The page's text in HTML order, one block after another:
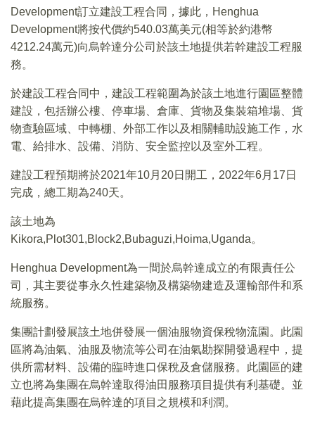
Development訂立建設工程合同，據此，Henghua
Development將按代價約540.03萬美元(相等於約港幣
4212.24萬元)向烏幹達分公司於該土地提供若幹建設工程服
務。
於建設工程合同中，建設工程範圍為於該土地進行園區整體
建設，包括辦公樓、停車場、倉庫、貨物及集裝箱堆場、貨
物查驗區域、中轉棚、外部工作以及相關輔助設施工作，水
電、給排水、設備、消防、安全監控以及室外工程。
建設工程預期將於2021年10月20日開工，2022年6月17日
完成，總工期為240天。
該土地為
Kikora,Plot301,Block2,Bubaguzi,Hoima,Uganda。
Henghua Development為一間於烏幹達成立的有限責任公
司，其主要從事永久性建築物及構築物建造及運輸部件和系
統服務。
集團計劃發展該土地併發展一個油服物資保稅物流園。此園
區將為油氣、油服及物流等公司在油氣勘探開發過程中，提
供所需材料、設備的臨時進口保稅及倉儲服務。此園區的建
立也將為集團在烏幹達取得油田服務項目提供有利基礎。並
藉此提高集團在烏幹達的項目之規模和利潤。